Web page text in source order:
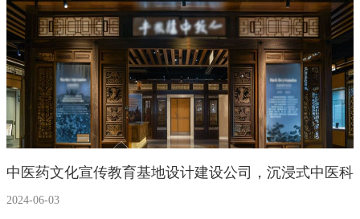
中医药文化宣传教育基地设计建设公司，沉浸式中医科
普馆策划方案
2024-06-03